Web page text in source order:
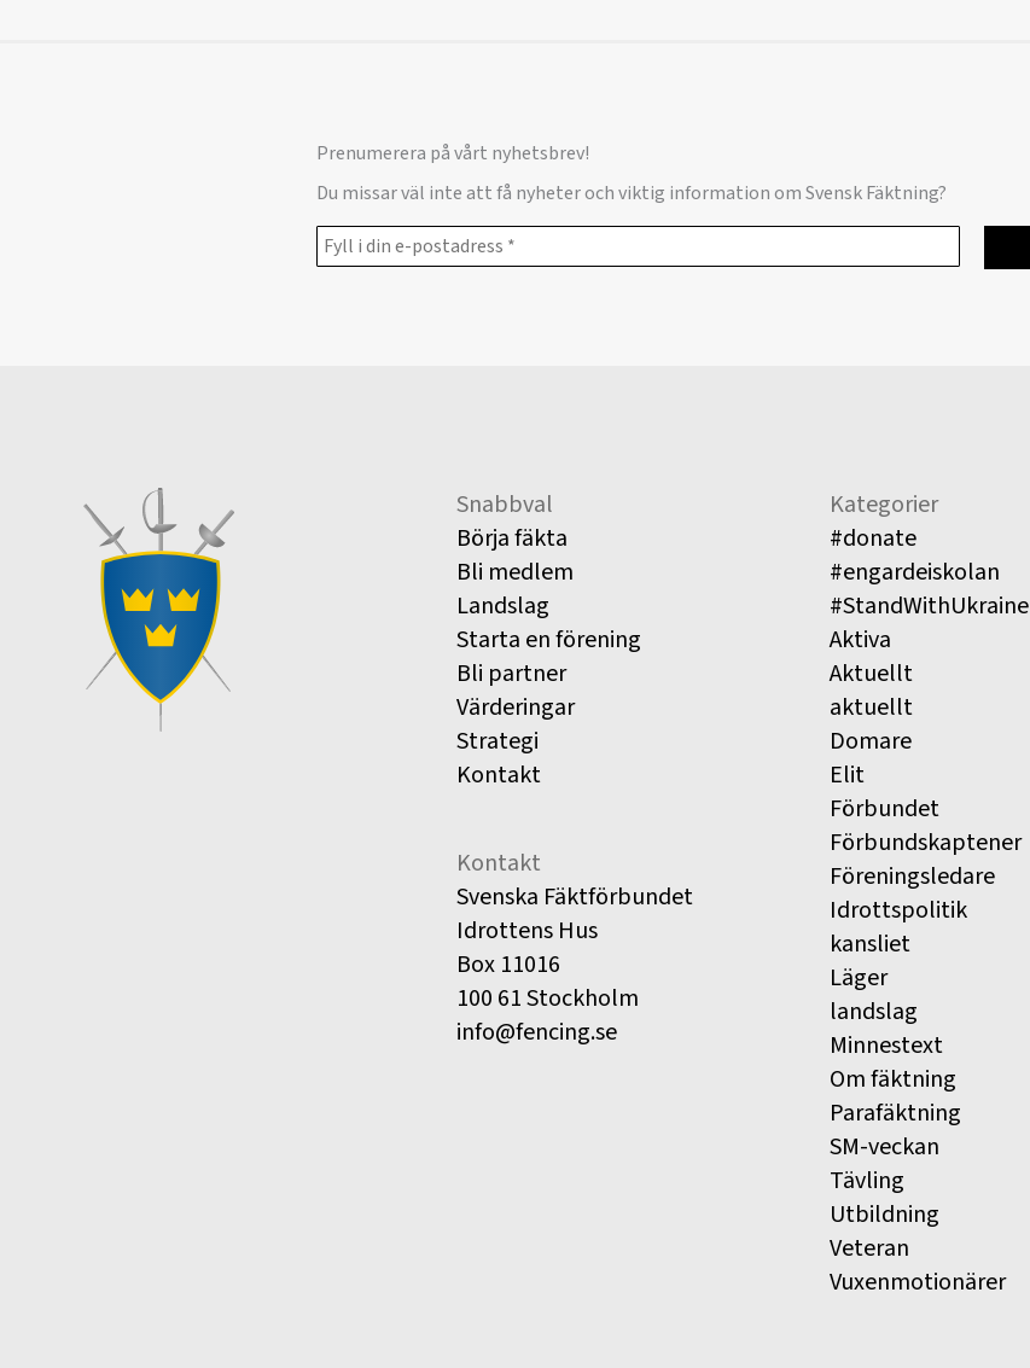
Prenumerera på vårt nyhetsbrev!
Du missar väl inte att få nyheter och viktig information om Svensk Fäktning?
Snabbval
Börja fäkta
Bli medlem
Landslag
Starta en förening
Bli partner
Värderingar
Strategi
Kontakt
Kontakt
Svenska Fäktförbundet
Idrottens Hus
Box 11016
100 61 Stockholm
info@fencing.se
Kategorier
#donate
#engardeiskolan
#StandWithUkraine
Aktiva
Aktuellt
aktuellt
Domare
Elit
Förbundet
Förbundskaptener
Föreningsledare
Idrottspolitik
kansliet
Läger
landslag
Minnestext
Om fäktning
Parafäktning
SM-veckan
Tävling
Utbildning
Veteran
Vuxenmotionärer